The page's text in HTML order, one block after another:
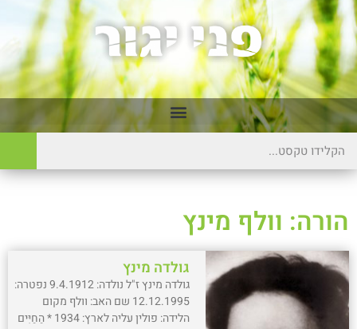
הורה: וולף מינץ
גולדה מינץ
גולדה מינץ ז"ל נולדה: 9.4.1912 נפטרה:
12.12.1995 שם האב: וולף מקום
הלידה: פולין עליה לארץ: 1934 * הַחַיִּים